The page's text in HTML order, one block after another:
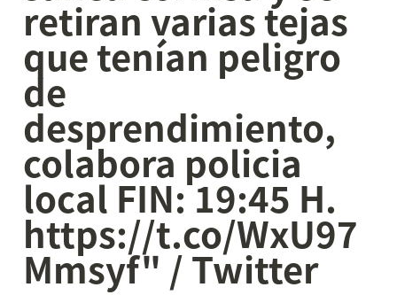
retiran varias tejas
que tenían peligro
de
desprendimiento,
colabora policia
local FIN: 19:45 H.
https://t.co/WxU97
Mmsyf" / Twitter